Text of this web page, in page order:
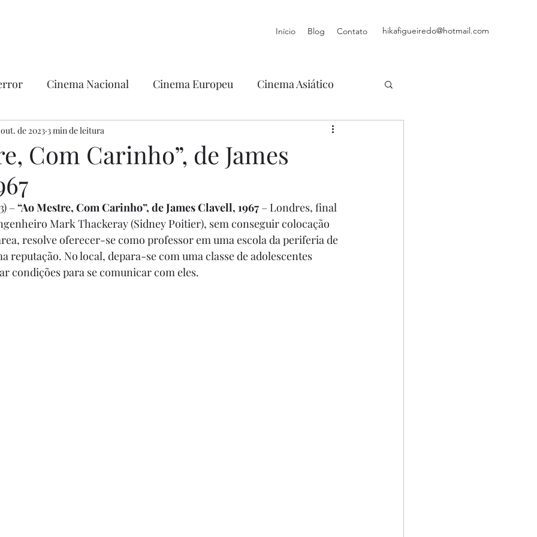
Início Blog Contato hikafigueiredo@hotmail.com
Cinema Nacional Cinema Europeu Cinema Asiático
Ficção
Com Carinho”, de James
de 2023 3 min de leitura
– “Ao Mestre, Com Carinho”, de James Clavell, 1967 – Londres, final
Mark Thackeray (Sidney Poitier), sem conseguir colocação
resolve oferecer-se como professor em uma escola da periferia de
reputação. No local, depara-se com uma classe de adolescentes
condições para se comunicar com eles.